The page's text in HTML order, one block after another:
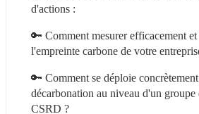
d'actions :
🔑 Comment mesurer efficacement
l'empreinte carbone de votre
🔑 Comment se déploie
décarbonation au niveau d'un groupe
CSRD ?